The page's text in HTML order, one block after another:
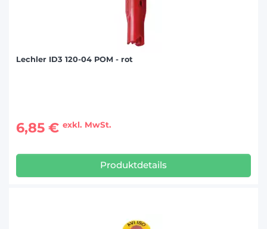
Lechler ID3 120-04 POM - rot
6,85 € exkl. MwSt.
Produktdetails